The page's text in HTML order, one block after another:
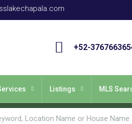
+52-
Listings MLS